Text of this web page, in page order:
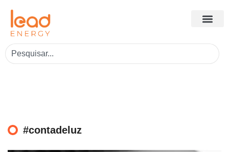
#contadeluz